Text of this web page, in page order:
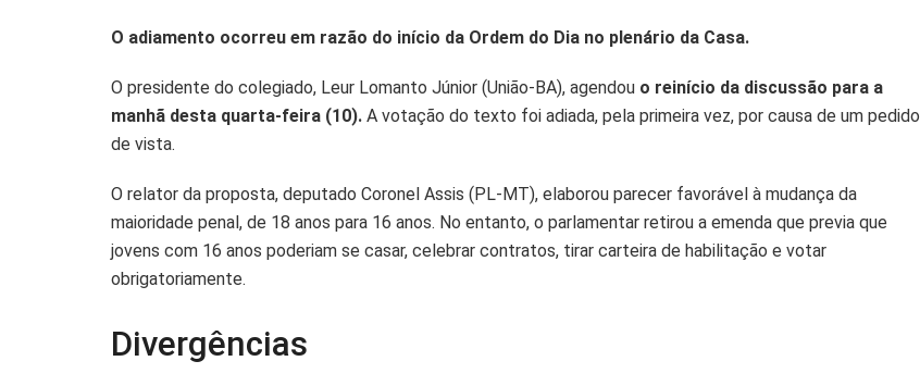
p
p
o
k
k
O adiamento ocorreu em razão do início da Ordem do Dia no plenário da Casa.
O presidente do colegiado, Leur Lomanto Júnior (União-BA), agendou o reinício da discussão para a
manhã desta quarta-feira (10). A votação do texto foi adiada, pela primeira vez, por causa de um pedido
de vista.
O relator da proposta, deputado Coronel Assis (PL-MT), elaborou parecer favorável à mudança da
maioridade penal, de 18 anos para 16 anos. No entanto, o parlamentar retirou a emenda que previa que
jovens com 16 anos poderiam se casar, celebrar contratos, tirar carteira de habilitação e votar
obrigatoriamente.
Divergências